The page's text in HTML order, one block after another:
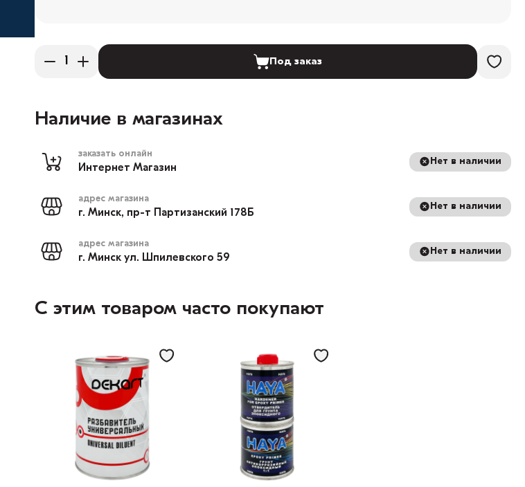
Под заказ
Наличие в магазинах
заказать онлайн
Интернет Магазин
Нет в наличии
адрес магазина
г. Минск, пр-т Партизанский 178Б
Нет в наличии
адрес магазина
г. Минск ул. Шпилевского 59
Нет в наличии
С этим товаром часто покупают